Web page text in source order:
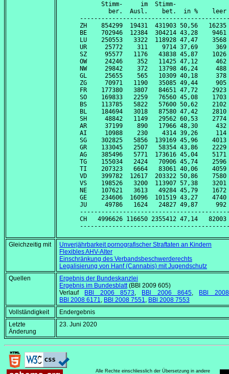
Stimm-     im  Stimm-
ber.  Ausl.    bet.  in %
ZH    854299  19431  431903 50,56
BE    702946  12384  304214 43,28
LU    250553   3322  118928 47,47
UR     25772    311    9714 37,69
SZ     95577   1176   43838 45,87
OW     24246    352   11425 47,12
NW     29842    372   13798 46,24
GL     25655    565   10309 40,18
ZG     70971   1190   35085 49,44
FR    177380   3807   84651 47,72
SO    169833   2259   76560 45,08
BS    113785   5822   57600 50,62
BL    184694   3018   87580 47,42
SH     48842   1149   29562 60,53
AR     37199    890   17966 48,30
AI     10988    230    4314 39,26
SG    302825   5856  139169 45,96
GR    133045   2507   58354 43,86
AG    385496   5771  173616 45,04
TG    155034   2424   70906 45,74
TI    207323   6664   83061 40,06
VD    399782  12617  203322 50,86
VS    198526   3200  113907 57,38
NE    107621   3613   49284 45,79
GE    234606  16096  101519 43,27
JU     49786   1624   24827 49,87
CH   4996626 116650 2355412 47,14
Gleichzeitig mit
Unverjährbarkeit pornografischer Straftaten an Kindern
Flexibles AHV-Alter
Einschränkung des Verbandsbeschwerderechts
Legalisierung von Hanf (Cannabis) mit Jugendschutz
Quellen
Ergebnis der Bundeskanzlei
Ergebnis im Bundesblatt(BBl 2009 605)
Verlauf
BBl 2006 8573, BBl 2006 8645,
BBl
BBl 2008 6171, BBl 2008 7551, BBl 2008 7553
Vollständigkeit
Endergebnis
Letzte
Änderung
23. Juni 2020
Alle Rechte einschliesslich der Übersetzung in andere